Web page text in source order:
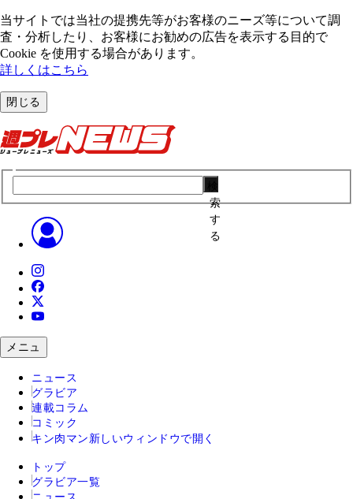
当サイトでは当社の提携先等がお客様のニーズ等について調
査・分析したり、お客様にお勧めの広告を表⽰する⽬的で
Cookie を使⽤する場合があります。
詳しくはこちら
閉じる
索
す
る
メニュ
ニュース
グラビア
連載コラム
コミック
キン肉マン 新しいウィンドウで開く
トップ
グラビア一覧